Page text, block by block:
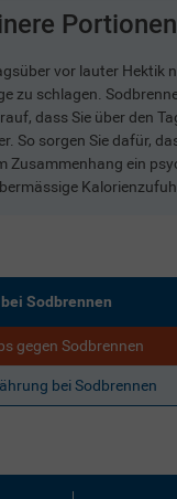
Portionen
vor lauter Hektik
zu schlagen.
dass Sie über den
So sorgen Sie dafür,
Zusammenhang ein
Sodbrennen
gegen Sodbrennen
bei Sodbrennen